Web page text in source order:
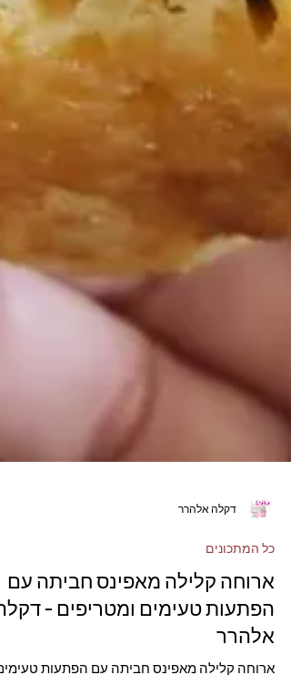
דקלה אלהרר
כל המתכונים
ארוחה קלילה מאפינס חביתה עם